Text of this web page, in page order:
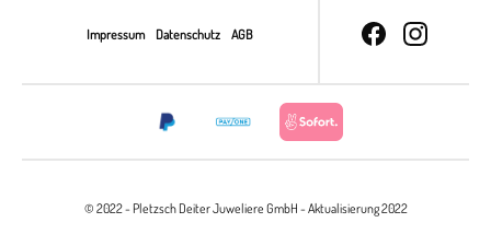
Impressum Datenschutz AGB
© 2022 - Pletzsch Deiter Juweliere GmbH - Aktualisierung 2022